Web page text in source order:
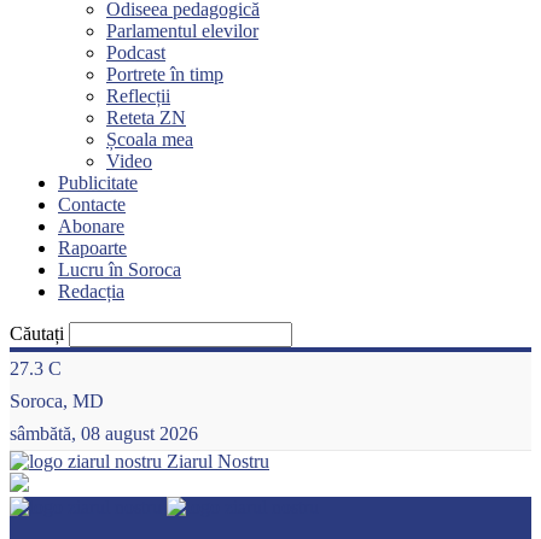
Odiseea pedagogică
Parlamentul elevilor
Podcast
Portrete în timp
Reflecții
Reteta ZN
Școala mea
Video
Publicitate
Contacte
Abonare
Rapoarte
Lucru în Soroca
Redacția
Căutați
27.3 C
Soroca, MD
sâmbătă, 08 august 2026
Ziarul Nostru